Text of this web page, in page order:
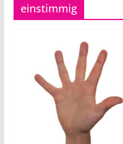
einstimmig